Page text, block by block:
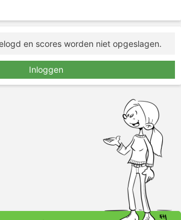
en scores worden niet opgeslagen.
Inloggen